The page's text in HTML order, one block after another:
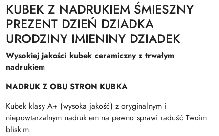
KUBEK Z NADRUKIEM ŚMIESZNY
PREZENT DZIEŃ DZIADKA
URODZINY IMIENINY DZIADEK
Wysokiej jakości kubek ceramiczny z trwałym
nadrukiem
NADRUK Z OBU STRON KUBKA
Kubek klasy A+ (wysoka jakość) z oryginalnym i
niepowtarzalnym nadrukiem na pewno sprawi radość Twoim
bliskim.